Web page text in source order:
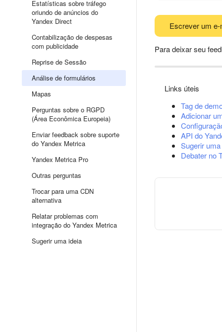
Estatísticas sobre tráfego
oriundo de anúncios do
Yandex Direct
Contabilização de despesas
com publicidade
Reprise de Sessão
Análise de formulários
Mapas
Perguntas sobre o RGPD
(Área Econômica Europeia)
Enviar feedback sobre suporte
do Yandex Metrica
Yandex Metrica Pro
Outras perguntas
Trocar para uma CDN
alternativa
Relatar problemas com
integração do Yandex Metrica
Sugerir uma ideia
Escrever um e-
Para deixar seu
Links úteis
Tag de
Adicionar
API do
Sugerir
Debater no